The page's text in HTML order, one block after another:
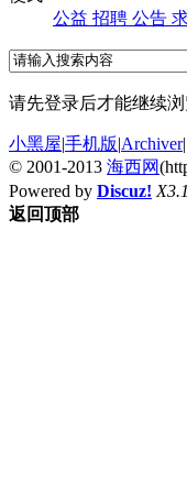
公益 招聘 公告
请先登录后才能继续
小黑屋|手机版|Archiver|
© 2001-2013 海西网
Powered by Discuz! X3.1
返回顶部